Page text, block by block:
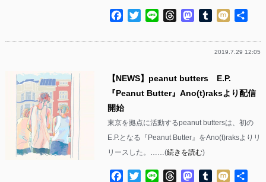
Facebook
TwitterLine ThreadsMastodon
Tumblr
Mixi
2019.7.29 12:05
【NEWS】peanut butters E.P.
『Peanut Butter』Ano(t)raksより配信
開始
東京を拠点に活動するpeanut buttersは、初の
E.P.となる『Peanut Butter』をAno(t)raksよりリ
リースした。……(続きを読む)
Facebook
TwitterLine ThreadsMastodon
Tumblr
Mixi